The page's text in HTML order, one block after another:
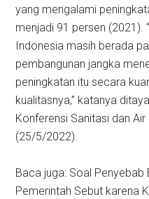
yang mengalami
menjadi 91 persen (2021).
Indonesia masih berada
pembangunan jangka
peningkatan itu secara
kualitasnya,” katanya
Konferensi Sanitasi dan
(25/5/2022).
Baca juga: Soal Penyebab
Pemerintah Sebut karena